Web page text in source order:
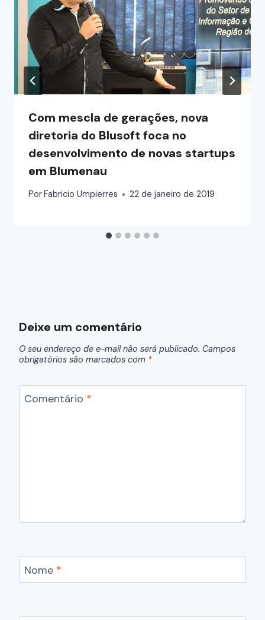
Com mescla de gerações, nova
diretoria do Blusoft foca no
desenvolvimento de novas startups
em Blumenau
PorFabricio Umpierres 22 de janeiro de 2019
Deixe um comentário
O seu endereço de e-mail não será publicado. Campos
obrigatórios são marcados com *
Comentário *
Nome *